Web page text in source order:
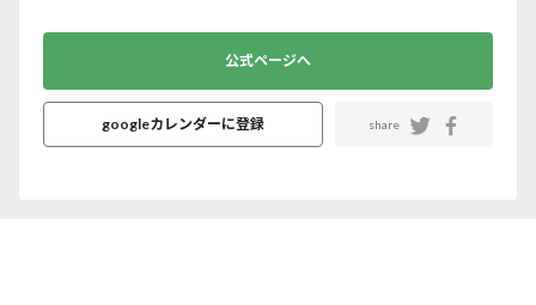
公式ページへ
googleカレンダーに登録 share